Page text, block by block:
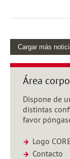
Cargar más
Área
Dispone de
distintas
favor
Logo
Contacto